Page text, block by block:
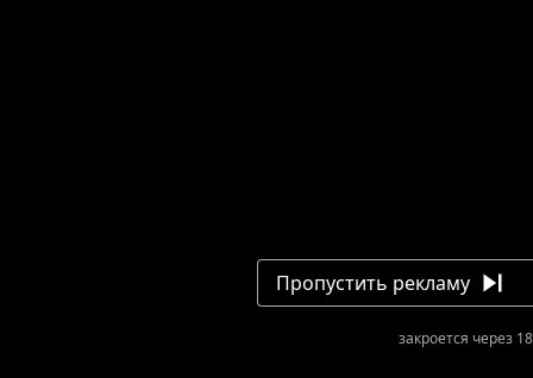
Пропустить рекламу
закроется через 18